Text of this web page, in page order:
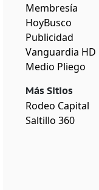
Membresía
HoyBusco
Publicidad
Vanguardia HD
Medio Pliego
Más Sitios
Rodeo Capital
Saltillo 360